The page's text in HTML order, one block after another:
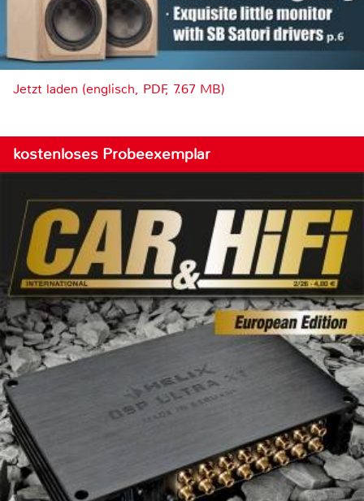
Jetzt laden (englisch, PDF, 7.67 MB)
kostenloses Probeexemplar